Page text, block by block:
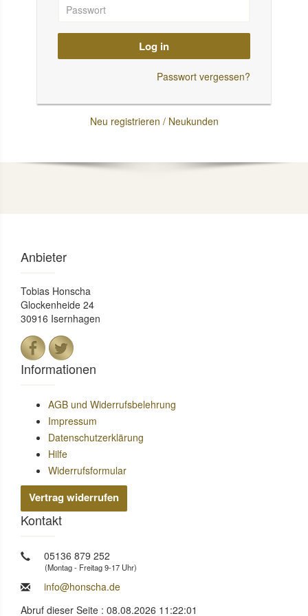
Log in
Passwort vergessen?
Neu registrieren / Neukunden
Anbieter
Tobias Honscha
Glockenheide 24
30916 Isernhagen
Informationen
AGB und Widerrufsbelehrung
Impressum
Datenschutzerklärung
Hilfe
Widerrufsformular
Vertrag widerrufen
Kontakt
05136 879 252
(Montag - Freitag 9-17 Uhr)
info@honscha.de
Abruf dieser Seite : 08.08.2026 11:22:01